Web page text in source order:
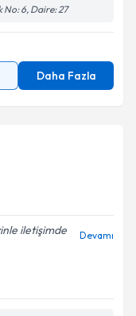
No: 6, Daire: 27
Daha Fazla
iletişimde
Devamı